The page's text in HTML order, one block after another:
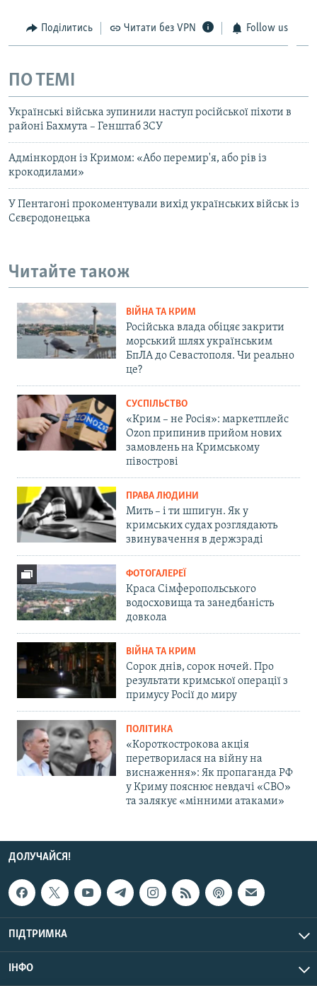
Поділитись Читати без VPN Follow us
ПО ТЕМІ
Українські війська зупинили наступ російської піхоти в
районі Бахмута – Генштаб ЗСУ
Адмінкордон із Кримом: «Або перемир'я, або рів із
крокодилами»
У Пентагоні прокоментували вихід українських військ із
Сєвєродонецька
Читайте також
ВІЙНА ТА КРИМ
Російська влада обіцяє закрити
морський шлях українським
БпЛА до Севастополя. Чи реально
це?
СУСПІЛЬСТВО
«Крим – не Росія»: маркетплейс
Ozon припинив прийом нових
замовлень на Кримському
півострові
ПРАВА ЛЮДИНИ
Мить – і ти шпигун. Як у
кримських судах розглядають
звинувачення в держзраді
ФОТОГАЛЕРЕЇ
Краса Сімферопольського
водосховища та занедбаність
довкола
ВІЙНА ТА КРИМ
Сорок днів, сорок ночей. Про
результати кримської операції з
примусу Росії до миру
ПОЛІТИКА
«Короткострокова акція
перетворилася на війну на
виснаження»: Як пропаганда РФ
у Криму пояснює невдачі «СВО»
та залякує «мінними атаками»
ДОЛУЧАЙСЯ!
ПІДТРИМКА
ІНФО